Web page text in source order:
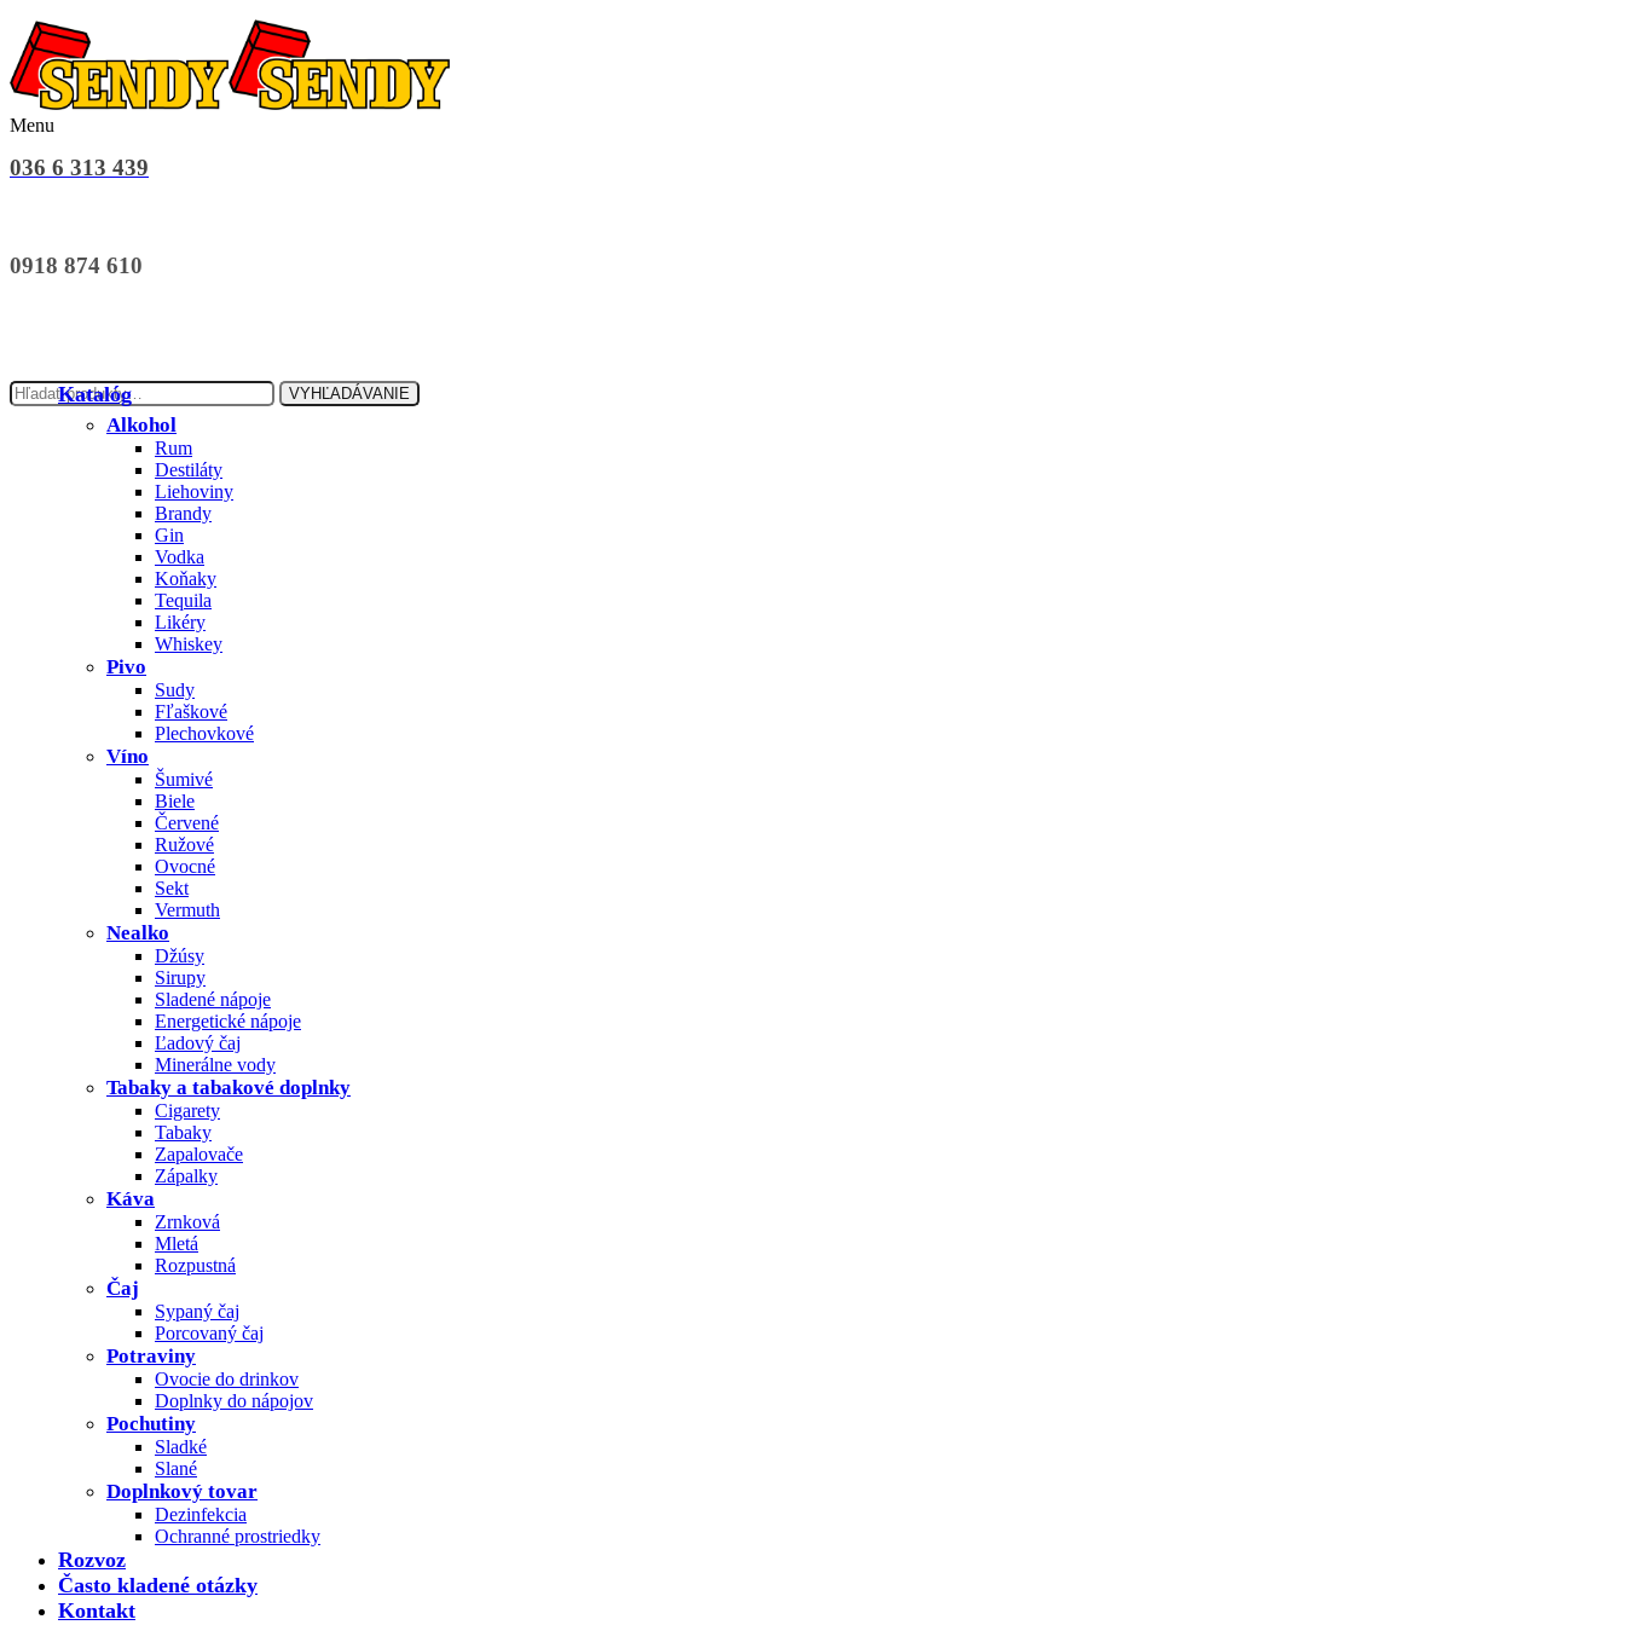
Menu
036 6 313 439
0918 874 610
VYHĽADÁVANIE
Katalóg
Alkohol
Rum
Destiláty
Liehoviny
Brandy
Gin
Vodka
Koňaky
Tequila
Likéry
Whiskey
Pivo
Sudy
Fľaškové
Plechovkové
Víno
Šumivé
Biele
Červené
Ružové
Ovocné
Sekt
Vermuth
Nealko
Džúsy
Sirupy
Sladené nápoje
Energetické nápoje
Ľadový čaj
Minerálne vody
Tabaky a tabakové doplnky
Cigarety
Tabaky
Zapalovače
Zápalky
Káva
Zrnková
Mletá
Rozpustná
Čaj
Sypaný čaj
Porcovaný čaj
Potraviny
Ovocie do drinkov
Doplnky do nápojov
Pochutiny
Sladké
Slané
Doplnkový tovar
Dezinfekcia
Ochranné prostriedky
Rozvoz
Často kladené otázky
Kontakt